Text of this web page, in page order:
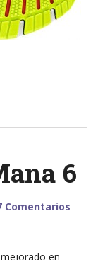
6
Comentarios
en